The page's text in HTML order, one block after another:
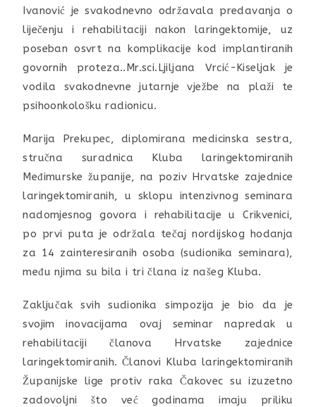
Ivanović je svakodnevno održavala predavanja o
liječenju i rehabilitaciji nakon laringektomije, uz
poseban osvrt na komplikacije kod implantiranih
govornih proteza..Mr.sci.Ljiljana Vrcić-Kiseljak je
vodila svakodnevne jutarnje vježbe na plaži te
psihoonkološku radionicu.
Marija Prekupec, diplomirana medicinska sestra,
stručna suradnica Kluba laringektomiranih
Međimurske županije, na poziv Hrvatske zajednice
laringektomiranih, u sklopu intenzivnog seminara
nadomjesnog govora i rehabilitacije u Crikvenici,
po prvi puta je održala tečaj nordijskog hodanja
za 14 zainteresiranih osoba (sudionika seminara),
među njima su bila i tri člana iz našeg Kluba.
Zaključak svih sudionika simpozija je bio da je
svojim inovacijama ovaj seminar napredak u
rehabilitaciji članova Hrvatske zajednice
laringektomiranih. Članovi Kluba laringektomiranih
Županijske lige protiv raka Čakovec su izuzetno
zadovoljni što već godinama imaju priliku